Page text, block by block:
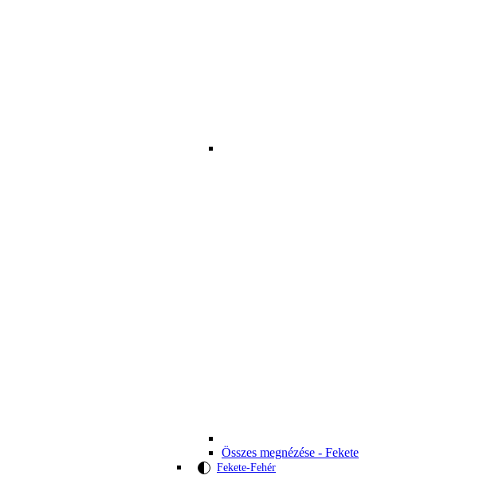
Összes megnézése - Fekete
Fekete-Fehér